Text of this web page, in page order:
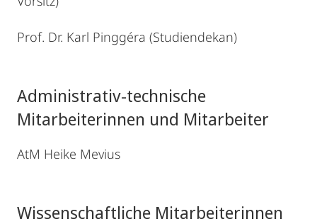
Prof. Dr. Karl Pinggéra (Studiendekan)
Administrativ-technische
Mitarbeiterinnen und Mitarbeiter
AtM Heike Mevius
Wissenschaftliche Mitarbeiterinnen